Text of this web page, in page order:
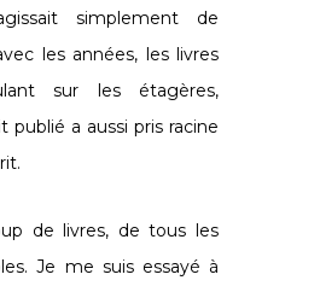
simplement de
les années, les livres
sur les étagères,
publié a aussi pris racine
de livres, de tous les
Je me suis essayé à